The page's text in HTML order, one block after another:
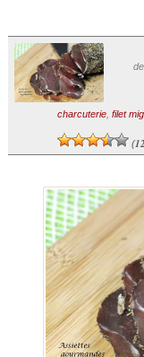
de
charcuterie, filet
(